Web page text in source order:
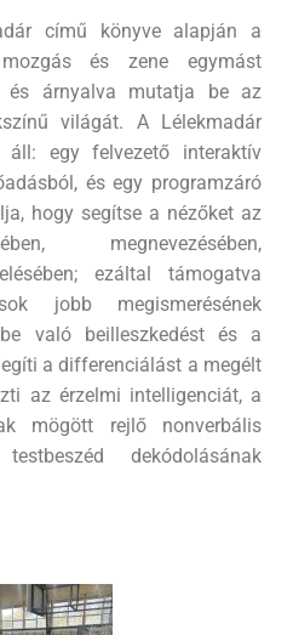
című könyve alapján a
és zene egymást
és árnyalva mutatja be az
világát. A Lélekmadár
áll: egy felvezető interaktív
és egy programzáró
hogy segítse a nézőket az
megnevezésében,
ezáltal támogatva
jobb megismerésének
való beilleszkedést és a
a differenciálást a megélt
az érzelmi intelligenciát, a
mögött rejlő nonverbális
dekódolásának